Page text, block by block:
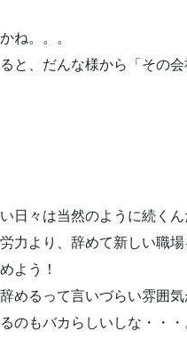
ね。。。
と、だんな様から「その
日々は当然のように続くん
力より、辞めて新しい職
よう！
めるって言いづらい雰囲気
のもバカらしいしな・・・